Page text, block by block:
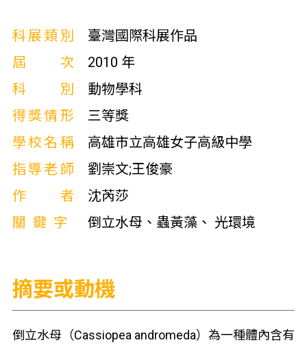
科展類別
臺灣國際科展作品
屆次
2010 年
科別
動物學科
得獎情形
三等獎
學校名稱
高雄市立高雄女子高級中學
指導老師
劉崇文;王俊豪
作者
沈芮莎
關鍵字
倒立水母、蟲黃藻、 光環境
摘要或動機
倒立水母（Cassiopea andromeda）為一種體內含有